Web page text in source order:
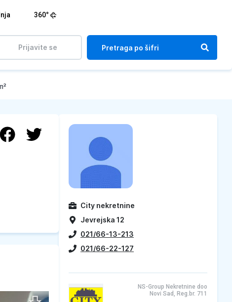
360°
Prijavite se
City nekretnine
Jevrejska 12
021/66-13-213
021/66-22-127
NS-Group Nekretnine doo
Novi Sad, Reg.br. 711